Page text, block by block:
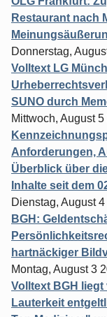
Restaurant nach
Donnerstag,
Volltext LG
SUNO durch
Mittwoch, August
Anforderungen,
Überblick über
Inhalte seit dem
Dienstag, August
BGH:
hartnäckiger
Montag, August 3
Volltext BGH
Lauterkeit